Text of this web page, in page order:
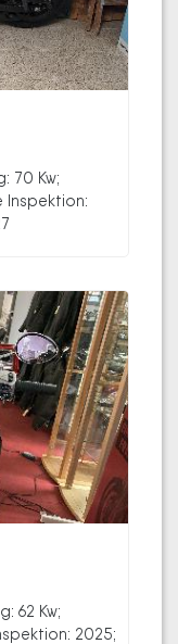
70 Kw;
Inspektion:
62 Kw;
2025;